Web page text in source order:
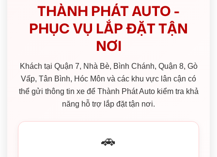
THÀNH PHÁT AUTO -
PHỤC VỤ LẮP ĐẶT TẬN
NƠI
Khách tại Quận 7, Nhà Bè, Bình Chánh, Quận 8, Gò
Vấp, Tân Bình, Hóc Môn và các khu vực lân cận có
thể gửi thông tin xe để Thành Phát Auto kiểm tra khả
năng hỗ trợ lắp đặt tận nơi.
🚗